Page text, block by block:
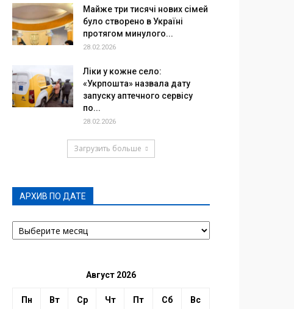
Майже три тисячі нових сімей
було створено в Україні
протягом минулого...
28.02.2026
Ліки у кожне село:
«Укрпошта» назвала дату
запуску аптечного сервісу
по...
28.02.2026
Загрузить больше
АРХИВ ПО ДАТЕ
АРХИВ
ПО
Август 2026
Пн Вт Ср Чт Пт Сб Вс